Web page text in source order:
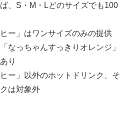
、S・M・Lどのサイズでも100
ー」はワンサイズのみの提供
なっちゃんすっきりオレンジ」
り
ー」以外のホットドリンク、そ
は対象外